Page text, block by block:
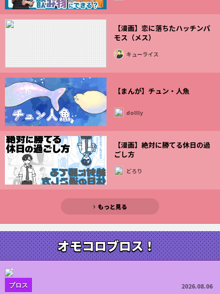
【漫画】恋に落ちたハッチンパ
モス（メス）
キューライス
【まんが】チュン・人魚
dollly
【漫画】絶対に勝てる休日の過
ごし方
どろり
もっと見る
オモコロブロス！
ブロス 2026.08.06